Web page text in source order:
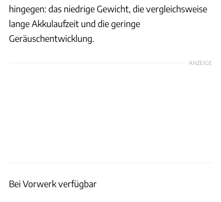
hingegen: das niedrige Gewicht, die vergleichsweise
lange Akkulaufzeit und die geringe
Geräuschentwicklung.
ANZEIGE
Bei Vorwerk verfügbar